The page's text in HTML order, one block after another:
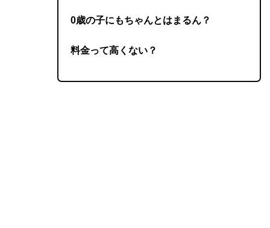
0歳の子にもちゃんとはまるん？
料金って高くない？